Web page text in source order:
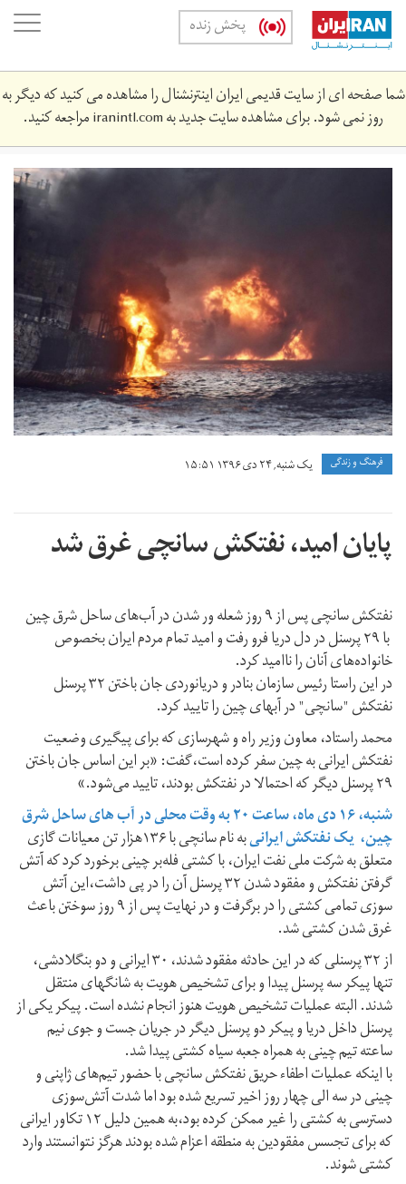
Skip
main
content
پخش زنده
شما صفحه ای از سایت قدیمی ایران اینترنشنال را مشاهده می کنید که دیگر به
روز نمی شود. برای مشاهده سایت جدید بهiranintl.comمراجعه کنید.
2018-
accident_1.jpg
فرهنگ و زندگی یک شنبه, ۲۴ دی ۱۳۹۶ ۱۵:۵۱
پایان امید، نفتکش سانچی غرق شد
نفتکش سانچی پس از ۹ روز شعله ور شدن در آب‌های ساحل شرق چین
با ۲۹ پرسنل در دل دریا فرو رفت و امید تمام مردم ایران بخصوص
خانواده‌های آنان را نا‌امید کرد.
در این راستا رئیس سازمان بنادر و دریانوردی جان باختن ۳۲ پرسنل
نفتکش "سانچی" در آبهای چین را تایید کرد.
محمد راستاد، معاون وزیر راه و شهرسازی که برای پیگیری وضعیت
نفتکش ایرانی به چین سفر کرده است،گفت: «بر این اساس جان باختن
۲۹ پرسنل دیگر که احتمالا در نفتکش بودند، تایید می‌شود.»
شنبه، ۱۶ دی ماه، ساعت ۲۰ به وقت محلی در آب های ساحل شرق
چین، یک نفتکش ایرانی به نام سانچی با ۱۳۶هزار تن معیانات گازی
متعلق به شرکت ملی نفت ایران، با کشتی فله‌بر چینی برخورد کرد که آتش
گرفتن نفتکش و مفقود شدن ۳۲ پرسنل آن را در پی ‌داشت،این آتش
سوزی تمامی کشتی را در برگرفت و در نهایت پس از ۹ روز سوختن باعث
غرق شدن کشتی شد.
از ۳۲ پرسنلی که در این حادثه مفقود شدند، ۳۰ ایرانی و دو بنگلادشی،
تنها پیکر سه پرسنل پیدا و برای تشخیص هویت به شانگهای منتقل
شدند. البته عملیات تشخیص هویت هنوز انجام نشده است. پیکر یکی از
پرسنل داخل دریا و پیکر دو پرسنل دیگر در جریان جست و جوی نیم
ساعته تیم چینی به همراه جعبه سیاه کشتی پیدا شد.
با اینکه عملیات اطفاء حریق نفتکش سانچی با حضور تیم‌های ژاپنی و
چینی در سه الی چهار روز اخیر تسریع شده بود اما شدت آتش‌سوزی
دسترسی به کشتی را غیر ممکن کرده بود،به همین دلیل ۱۲ تکاور ایرانی
که برای تجسس مفقودین به منطقه اعزام شده بودند هرگز نتوانستند وارد
کشتی شوند.